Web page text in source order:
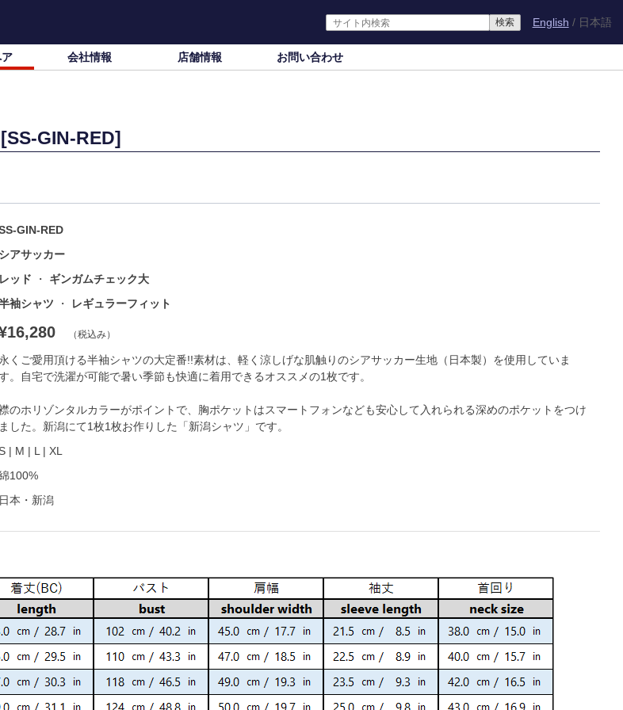
English 日本語
会社情報 店舗情報 お問い合わせ
GIN-RED]
GIN-RED
シアサッカー
レッド
ギンガムチェック大
袖シャツ レギュラーフィット
（税込み）
永くご愛用頂ける半袖シャツの大定番!!素材は、軽く涼しげな肌触りのシアサッカー生地（日本製）を使用していま
。自宅で洗濯が可能で暑い季節も快適に着用できるオススメの1枚です。
のホリゾンタルカラーがポイントで、胸ポケットはスマートフォンなども安心して入れられる深めのポケットをつけ
ました。新潟にて1枚1枚お作りした「新潟シャツ」です。
S | M | L | XL
100%
日本・新潟